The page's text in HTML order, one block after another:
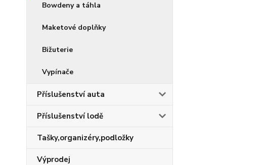
Bowdeny a táhla
Maketové doplňky
Bižuterie
Vypínače
Příslušenství auta
Příslušenství lodě
Tašky,organizéry,podložky
Výprodej